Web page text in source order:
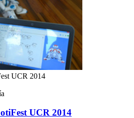
UCR 2014
UCR 2014